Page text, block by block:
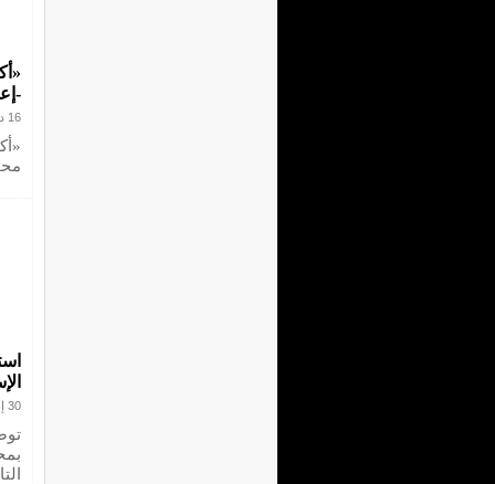
-
16 ديسمبر 2024
30 إبريل 2024